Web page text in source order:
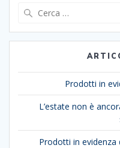
Prodotti in
L’estate non è
Prodotti in evidenza